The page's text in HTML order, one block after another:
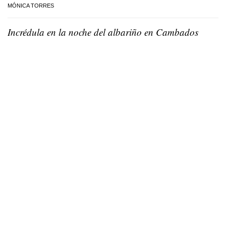
MÓNICA TORRES
Incrédula en la noche del albariño en Cambados